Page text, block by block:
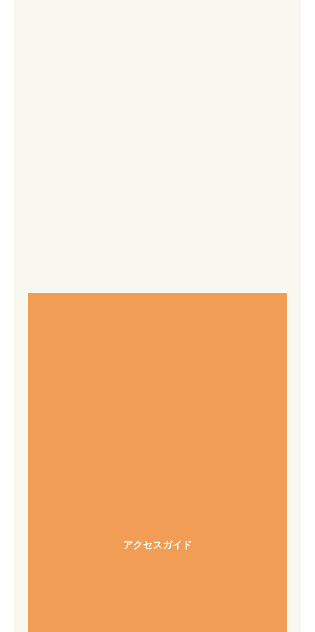
アクセスガイド